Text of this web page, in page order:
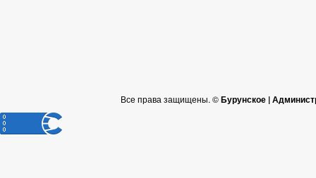
Все права защищены. ©Бурунское |